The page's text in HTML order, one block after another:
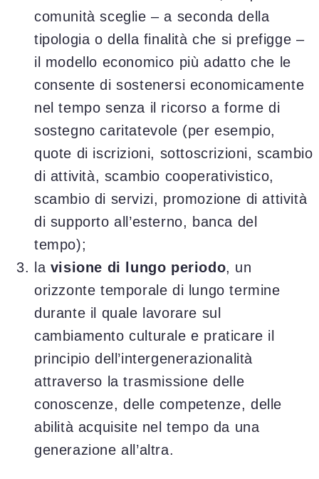
comunità sceglie – a seconda della
tipologia o della finalità che si prefigge –
il modello economico più adatto che le
consente di sostenersi economicamente
nel tempo senza il ricorso a forme di
sostegno caritatevole (per esempio,
quote di iscrizioni, sottoscrizioni, scambio
di attività, scambio cooperativistico,
scambio di servizi, promozione di attività
di supporto all’esterno, banca del
tempo);
la visione di lungo periodo, un
orizzonte temporale di lungo termine
durante il quale lavorare sul
cambiamento culturale e praticare il
principio dell’intergenerazionalità
attraverso la trasmissione delle
conoscenze, delle competenze, delle
abilità acquisite nel tempo da una
generazione all’altra.